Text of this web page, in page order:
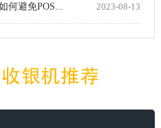
何避免POS... 2023-08-13